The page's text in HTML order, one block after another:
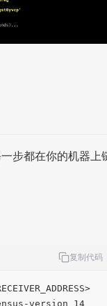
步都在你的机器上
复制代码